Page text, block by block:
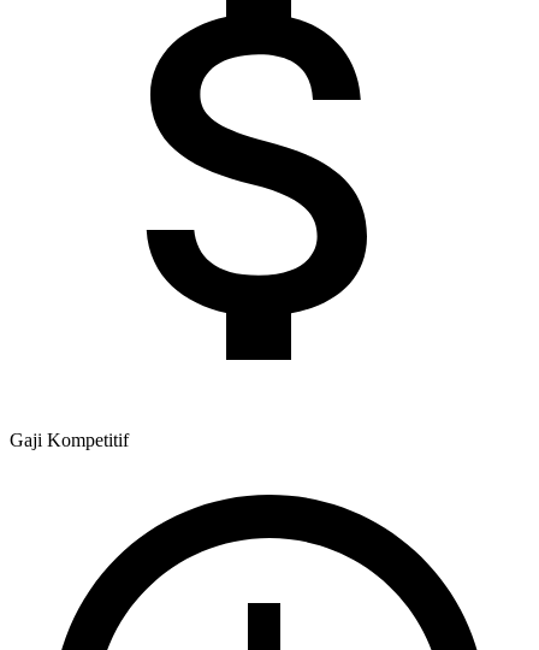
Gaji Kompetitif